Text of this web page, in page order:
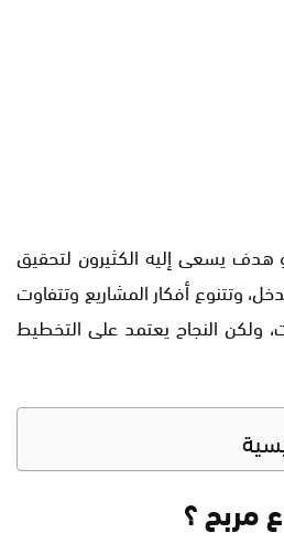
يسعى إليه الكثيرون لتحقيق
وتتنوع أفكار المشاريع وتتفاوت
ولكن النجاح يعتمد على التخطيط
مربح ؟